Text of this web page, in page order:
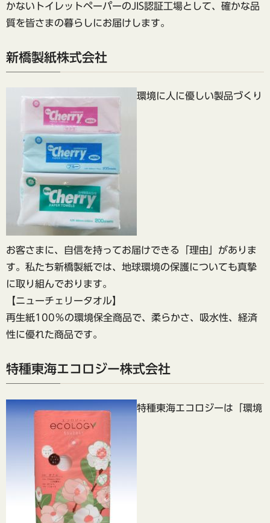
かないトイレットペーパーのJIS認証工場として、確かな品
質を皆さまの暮らしにお届けします。
新橋製紙株式会社
環境に人に優しい製品づくり
お客さまに、自信を持ってお届けできる「理由」がありま
す。私たち新橋製紙では、地球環境の保護についても真摯
に取り組んでおります。
【ニューチェリータオル】
再生紙100％の環境保全商品で、柔らかさ、吸水性、経済
性に優れた商品です。
特種東海エコロジー株式会社
特種東海エコロジーは「環境